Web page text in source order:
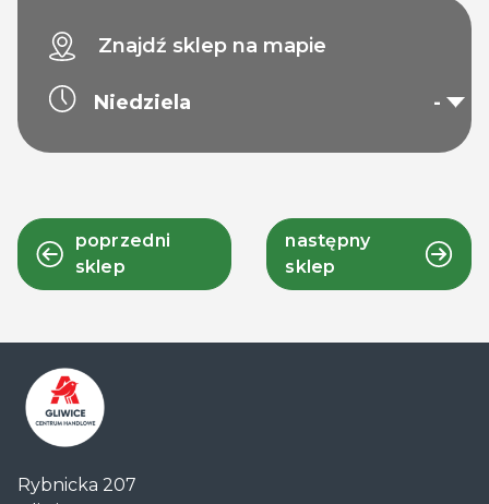
Znajdź sklep na mapie
Niedziela -
poprzedni
sklep
następny
sklep
Handlowe
Rybnicka 207